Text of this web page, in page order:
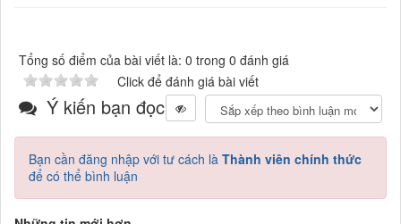
Tổng số điểm của bài viết là: 0 trong 0 đánh giá
Click để đánh giá bài viết
Ý kiến bạn đọc
Bạn cần đăng nhập với tư cách là Thành viên chính thức
để có thể bình luận